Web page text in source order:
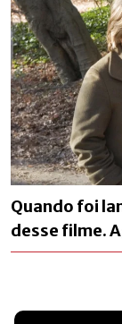
Quando foi
desse filme.